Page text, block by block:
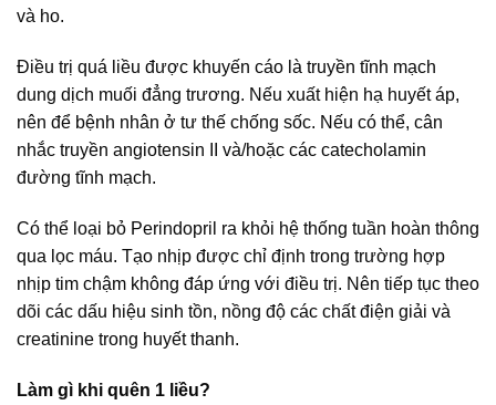
và ho.
Điều trị quá liều được khuyến cáo là truyền tĩnh mạch
dung dịch muối đẳng trương. Nếu xuất hiện hạ huyết áp,
nên để bệnh nhân ở tư thế chống sốc. Nếu có thể, cân
nhắc truyền angiotensin II và/hoặc các catecholamin
đường tĩnh mạch.
Có thể loại bỏ Perindopril ra khỏi hệ thống tuần hoàn thông
qua lọc máu. Tạo nhịp được chỉ định trong trường hợp
nhịp tim chậm không đáp ứng với điều trị. Nên tiếp tục theo
dõi các dấu hiệu sinh tồn, nồng độ các chất điện giải và
creatinine trong huyết thanh.
Làm gì khi quên 1 liều?